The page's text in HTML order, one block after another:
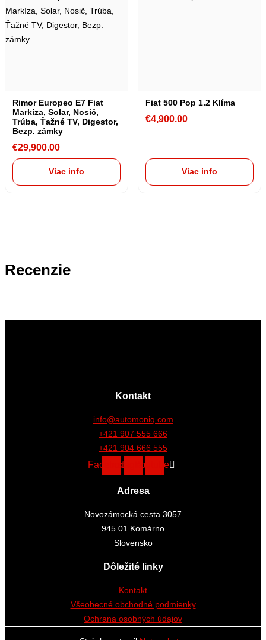
Rimor Europeo E7 Fiat
Markíza, Solar, Nosič,
Trúba, Ťažné TV, Digestor,
Bezp. zámky
€29,900.00
Viac info
Fiat 500 Pop 1.2 Klíma
€4,900.00
Viac info
Recenzie
Kontakt
info@automoniq.com
+421 907 555 666
+421 904 666 555
FacebookInstagramYoutube
Adresa
Novozámocká cesta 3057
945 01 Komárno
Slovensko
Dôležité linky
Kontakt
Všeobecné obchodné podmienky
Ochrana osobných údajov